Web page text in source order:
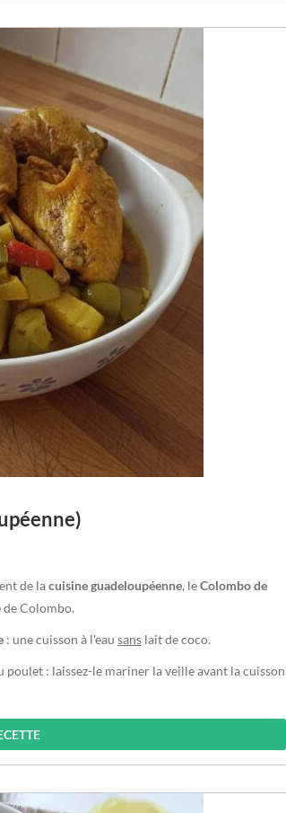
de lacuisine guadeloupéenne, leColombo de
Colombo.
: une cuisson à l'eau sans lait de coco.
: laissez-le mariner la veille avant la cuisson